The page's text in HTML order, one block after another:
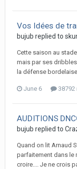
Vos Idées de
bujub replied to
Cette saison au
mais par ses
la défense
June 6 38792
AUDITIONS
bujub replied to
Quand on lit Arnaud
parfaitement dans le
croire.... Je ne crois